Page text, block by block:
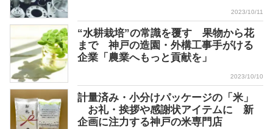
2023/10/11
“水耕栽培”の常識を覆す 果物から花
まで 神戸の造園・外構工事手がける
企業「農業へもっと貢献を」
2023/10/10
計量済み・小分けパッケージの「米」
お礼・挨拶や感謝状アイテムに 新
企画に注力する神戸の米専門店